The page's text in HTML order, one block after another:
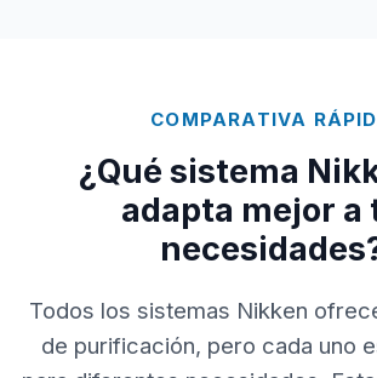
COMPARATIVA
¿Qué sistema
adapta mejor a
Todos los sistemas Nikken
de purificación, pero cada uno